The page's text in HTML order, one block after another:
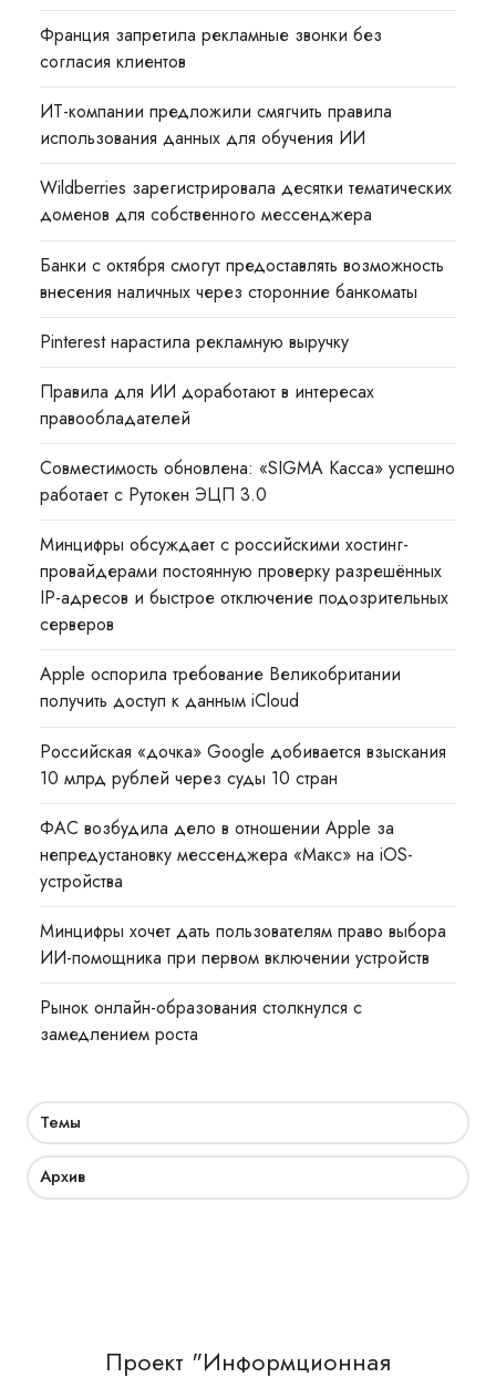
Франция запретила рекламные звонки без
согласия клиентов
ИТ-компании предложили смягчить правила
использования данных для обучения ИИ
Wildberries зарегистрировала десятки тематических
доменов для собственного мессенджера
Банки с октября смогут предоставлять возможность
внесения наличных через сторонние банкоматы
Pinterest нарастила рекламную выручку
Правила для ИИ доработают в интересах
правообладателей
Совместимость обновлена: «SIGMA Касса» успешно
работает с Рутокен ЭЦП 3.0
Минцифры обсуждает с российскими хостинг-
провайдерами постоянную проверку разрешённых
IP-адресов и быстрое отключение подозрительных
серверов
Apple оспорила требование Великобритании
получить доступ к данным iCloud
Российская «дочка» Google добивается взыскания
10 млрд рублей через суды 10 стран
ФАС возбудила дело в отношении Apple за
непредустановку мессенджера «Макс» на iOS-
устройства
Минцифры хочет дать пользователям право выбора
ИИ-помощника при первом включении устройств
Рынок онлайн-образования столкнулся с
замедлением роста
Темы
Архив
Проект "Информционная